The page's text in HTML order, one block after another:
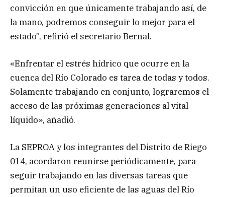
convicción en que únicamente trabajando así, de
la mano, podremos conseguir lo mejor para el
estado”, refirió el secretario Bernal.
«Enfrentar el estrés hídrico que ocurre en la
cuenca del Río Colorado es tarea de todas y todos.
Solamente trabajando en conjunto, lograremos el
acceso de las próximas generaciones al vital
líquido», añadió.
La SEPROA y los integrantes del Distrito de Riego
014, acordaron reunirse periódicamente, para
seguir trabajando en las diversas tareas que
permitan un uso eficiente de las aguas del Río